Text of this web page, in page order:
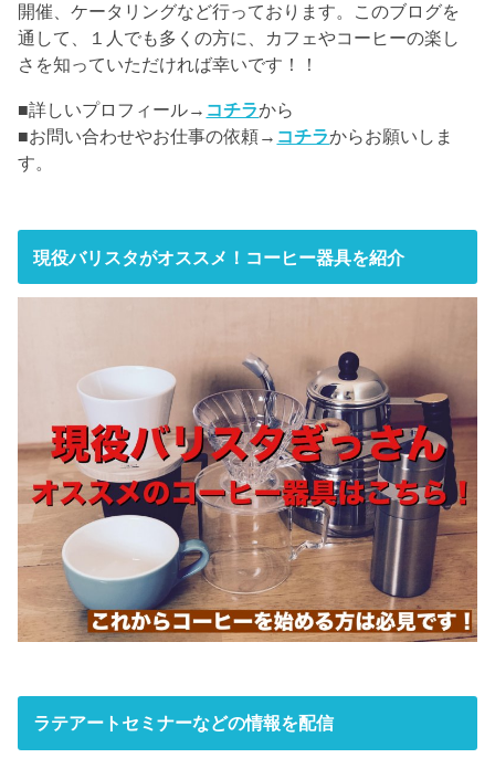
開催、ケータリングなど行っております。このブログを
通して、１人でも多くの方に、カフェやコーヒーの楽し
さを知っていただければ幸いです！！
■詳しいプロフィール→ コチラから
■お問い合わせやお仕事の依頼→ コチラからお願いしま
す。
現役バリスタがオススメ！コーヒー器具を紹介
ラテアートセミナーなどの情報を配信